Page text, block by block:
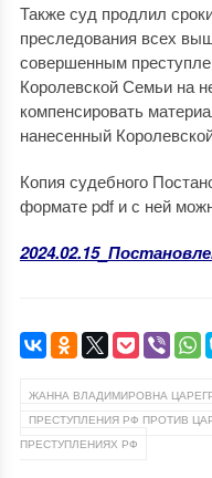
Также суд продлил
преследования всех
совершенным
Королевской Семьи на
компенсировать
нанесенный
Копия судебного
формате pdf и с ней
ЖАННА ВЛАДИМИРОВНА
ПРЕСТУПЛЕНИЯ РФ ПРОТИВ
ПРЕСТУПЛЕНИЯХ РФ